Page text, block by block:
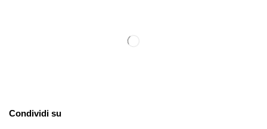
Condividi su